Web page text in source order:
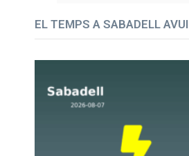
EL TEMPS A SABADELL AVUI